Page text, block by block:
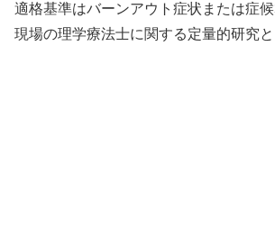
適格基準はバーンアウト症状または症
現場の理学療法士に関する定量的研究と